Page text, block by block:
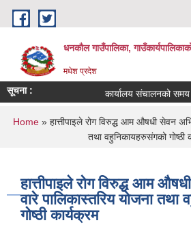
Skip to main content
धनकौल गाउँपालिका,
मधेश प्रदेश
सूचना : कार्यालय संचालनको समय
You are here
Home » हात्तीपाइले रोग विरुद्ध आम औषधी सेवन
तथा वहुनिकायहरुस‌ंगको गोष्ठी
हात्तीपाइले रोग विरुद्ध आम
वारे पालिकास्तरिय योजना
गोष्ठी कार्यक्रम